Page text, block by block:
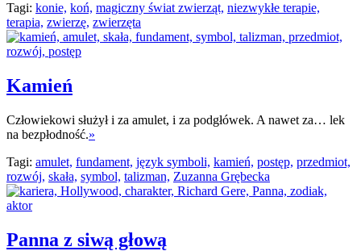
Tagi: konie, koń, magiczny świat zwierząt, niezwykłe terapie,
terapia, zwierzę, zwierzęta
Kamień
Człowiekowi służył i za amulet, i za podgłówek. A nawet za… lek
na bezpłodność.»
Tagi: amulet, fundament, język symboli, kamień, postęp, przedmiot,
rozwój, skała, symbol, talizman, Zuzanna Grębecka
Panna z siwą głową